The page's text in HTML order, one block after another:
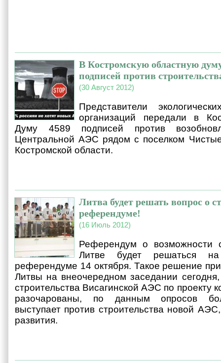
В Костромскую областную
подписей против
(30 Август 2012)
Представители
организаций передали в
Думу 4589 подписей против
Центральной АЭС рядом с поселком
Костромской области.
Литва будет решать вопрос о
референдуме!
(16 Июль 2012)
Референдум о возможности
Литве будет решаться на
референдуме 14 октября. Такое решение
Литвы на внеочередном заседании
строительства Висагинской АЭС по проекту
разочарованы, по данным опросов
выступает против строительства новой
развития.